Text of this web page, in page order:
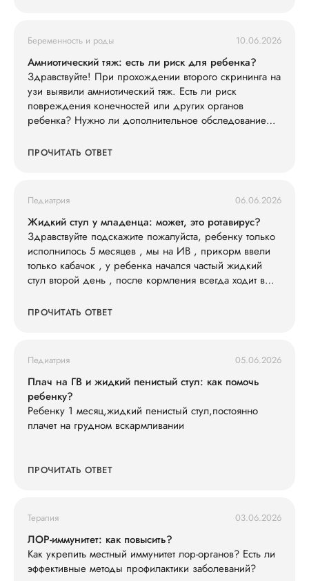
Беременность и роды 10.06.2026
Амниотический тяж: есть ли риск для ребенка?
Здравствуйте! При прохождении второго скрининга на
узи выявили амниотический тяж. Есть ли риск
повреждения конечностей или других органов
ребенка? Нужно ли дополнительное обследование
ПРОЧИТАТЬ ОТВЕТ
Педиатрия 06.06.2026
Жидкий стул у младенца: может, это ротавирус?
Здравствуйте подскажите пожалуйста, ребенку только
исполнилось 5 месяцев , мы на ИВ , прикорм ввели
только кабачок , у ребенка начался частый жидкий
стул второй день , после кормления всегда ходит в
и кушать не простит , раньше кричал просил спустя 3-
быть ротовирус у младшего , и как его лечить .
Анализы сдавали , кровь хорошая сказали только
гемоглобин понижен , подскажите что делать ?
ПРОЧИТАТЬ ОТВЕТ
Педиатрия 05.06.2026
Плач на ГВ и жидкий пенистый стул: как помочь
ребенку?
Ребенку 1 месяц,жидкий пенистый стул,постоянно
плачет на грудном вскармливании
ПРОЧИТАТЬ ОТВЕТ
Терапия 03.06.2026
ЛОР-иммунитет: как повысить?
Как укрепить местный иммунитет лор-органов? Есть ли
эффективные методы профилактики заболеваний?